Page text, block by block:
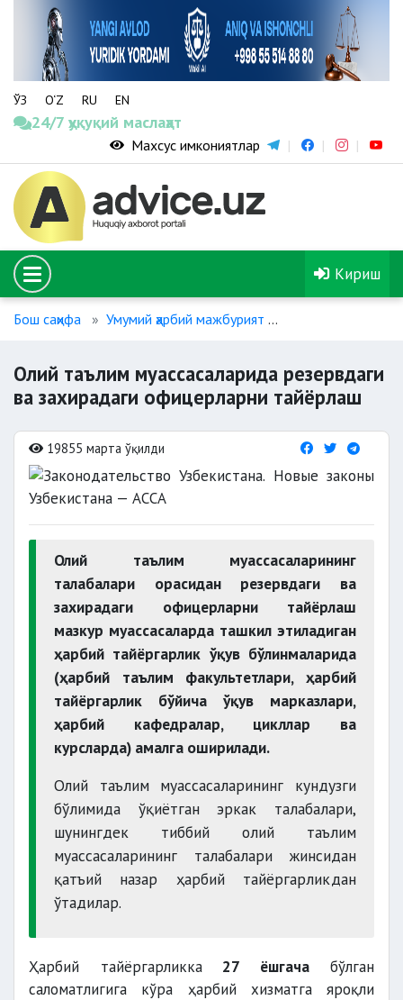
ЎЗ O‘Z RU EN
24/7 ҳуқуқий маслаҳат
Махсус имкониятлар
Кириш
Бош саҳифа Умумий ҳарбий мажбурият
Олий таълим муассасаларида резервдаги
ва захирадаги офицерларни тайёрлаш
19855 марта ўқилди
Олий таълим муассасаларининг
талабалари орасидан резервдаги ва
захирадаги офицерларни тайёрлаш
мазкур муассасаларда ташкил этиладиган
ҳарбий тайёргарлик ўқув бўлинмаларида
(ҳарбий таълим факультетлари, ҳарбий
тайёргарлик бўйича ўқув марказлари,
ҳарбий кафедралар, цикллар ва
курсларда) амалга оширилади.
Олий таълим муассасаларининг кундузги
бўлимида ўқиётган эркак талабалари,
шунингдек тиббий олий таълим
муассасаларининг талабалари жинсидан
қатъий назар ҳарбий тайёргарликдан
ўтадилар.
Ҳарбий тайёргарликка27 ёшгачабўлган
саломатлигига кўра ҳарбий хизматга яроқли